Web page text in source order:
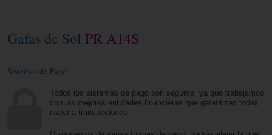
Gafas de Sol PR A14S
Sistemas de Pago
Todos los sistemas de pago son seguros, ya que trabajamos
con las mejores entidades financieras que garantizan todas
nuestra transacciones.